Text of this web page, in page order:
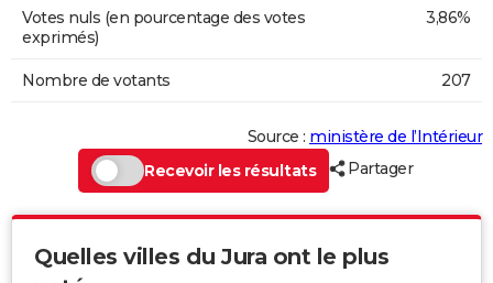
Votes nuls (en pourcentage des votes
exprimés)
3,86%
Nombre de votants 207
Source : ministère de l’Intérieur
Recevoir les résultats
Partager
Quelles villes du Jura ont le plus